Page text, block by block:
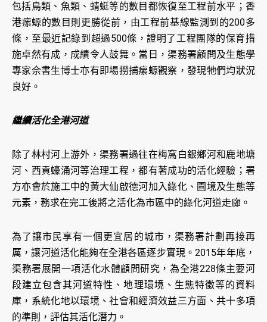
包括鳥類、魚類、蜻蜓等的數目都恢復至工程前水平；香
港瘰螈的數目則更勝從前，由工程前基線監測到的200多
條，至最近記錄到超過500條，證明了工程團隊的保育措
施卓然有成，成績令人鼓舞。當日，渠務署顧問及生態學
專家佘書生博士亦有即場撈捕瘰螈觀察，發現牠們均狀況
良好。
繼續活化全港河道
除了林村河上游外，渠務署過往在梅窩白銀鄉河和鹿地塘
河、西貢蠔涌河等治理工程，都有著成功的活化經驗；署
方亦會於施工中的黃大仙啟德河加入綠化、園境及生態等
元素，務求在完工後將之活化為市區中的綠化河道走廊。
為了讓市民享有一個更宜居的城市，渠務署計劃再接再
厲，讓河道活化能夠在全港各區逐步實現。2015年年底，
渠務署展開一項活化水體顧問研究，為全港228條主要河
段建立包含其河道特性、地理環境、生態特徵等的資料
庫，系統化地以環境、社會和經濟效益三方面、共十多項
的準則，評估其活化潛力。